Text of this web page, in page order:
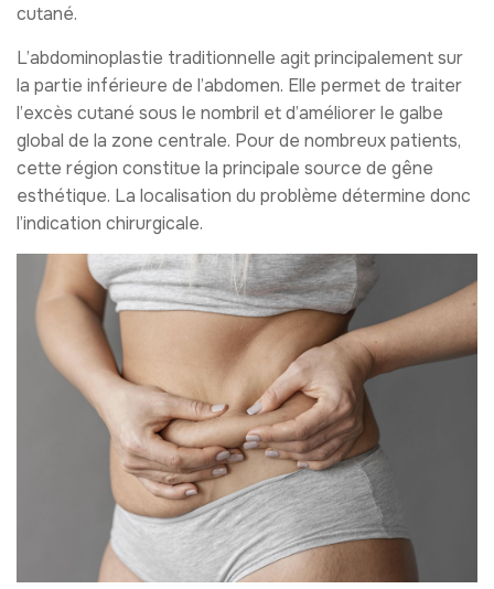
cutané.
L’abdominoplastie traditionnelle agit principalement sur
la partie inférieure de l’abdomen. Elle permet de traiter
l’excès cutané sous le nombril et d’améliorer le galbe
global de la zone centrale. Pour de nombreux patients,
cette région constitue la principale source de gêne
esthétique. La localisation du problème détermine donc
l’indication chirurgicale.